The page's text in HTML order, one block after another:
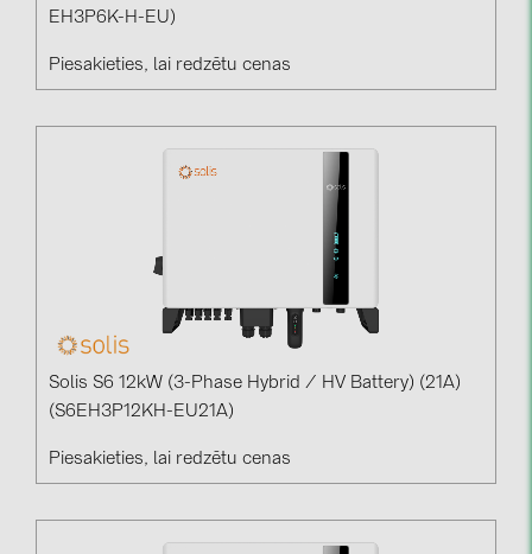
EH3P6K-H-EU)
Piesakieties, lai redzētu cenas
Solis S6 12kW (3-Phase Hybrid / HV Battery) (21A)
(S6EH3P12KH-EU21A)
Piesakieties, lai redzētu cenas